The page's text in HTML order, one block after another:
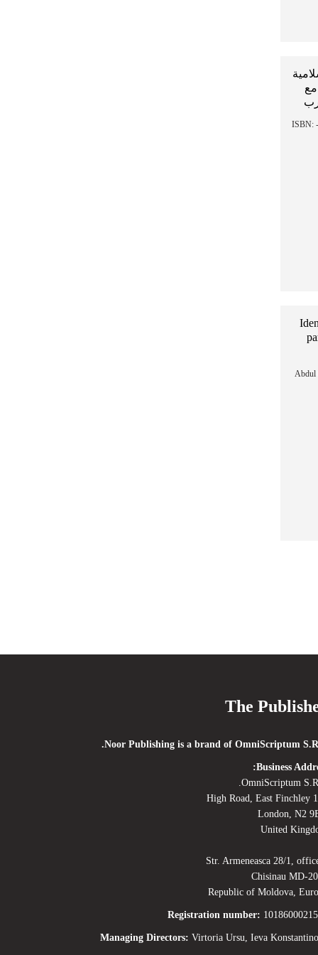
مع
حكيم شبوطي, علي فلاق - ISBN:
Abdul
The
Noor Publishing is a brand of OmniScriptum
Business
OmniScriptum
120
London, N2
United
Str. Armeneasca 28/1,
Chisinau MD-
Republic of Moldova,
Registration number:
Managing Directors: Virtoria Ursu, Ieva